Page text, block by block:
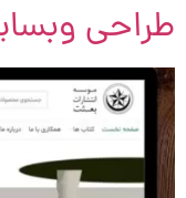
طراحی